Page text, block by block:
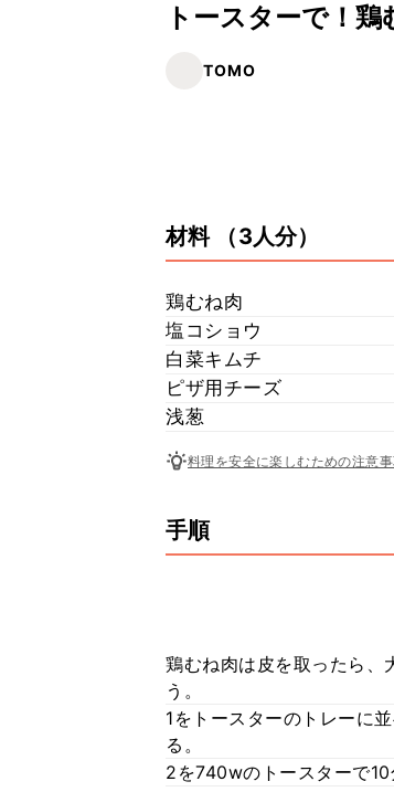
トースターで！
TOMO
材料 （3人分）
鶏むね肉
塩コショウ
白菜キムチ
ピザ用チーズ
浅葱
料理を安全に楽しむための注意
手順
鶏むね肉は皮を取ったら、
う。
1をトースターのトレーに
る。
2を740wのトースターで10